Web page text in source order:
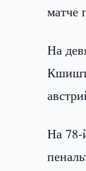
матче
На
На 78-